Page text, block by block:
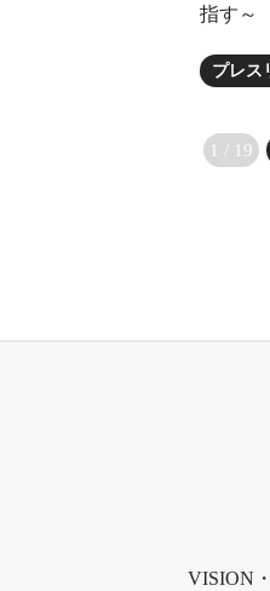
指す～
プレス
1 / 19
VISION